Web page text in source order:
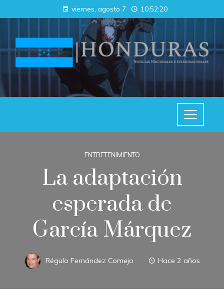
viernes, agosto 7 10:52:21
ENTRETENIMIENTO
La adaptación
esperada de
García Márquez
Régulo Fernández Comejo Hace 2 años